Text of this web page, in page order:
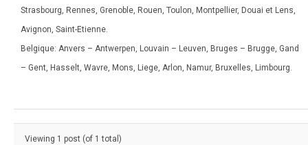
Strasbourg, Rennes, Grenoble, Rouen, Toulon, Montpellier, Douai et Lens,
Avignon, Saint-Etienne.
Belgique: Anvers – Antwerpen, Louvain – Leuven, Bruges – Brugge, Gand
– Gent, Hasselt, Wavre, Mons, Liege, Arlon, Namur, Bruxelles, Limbourg.
Viewing 1 post (of 1 total)